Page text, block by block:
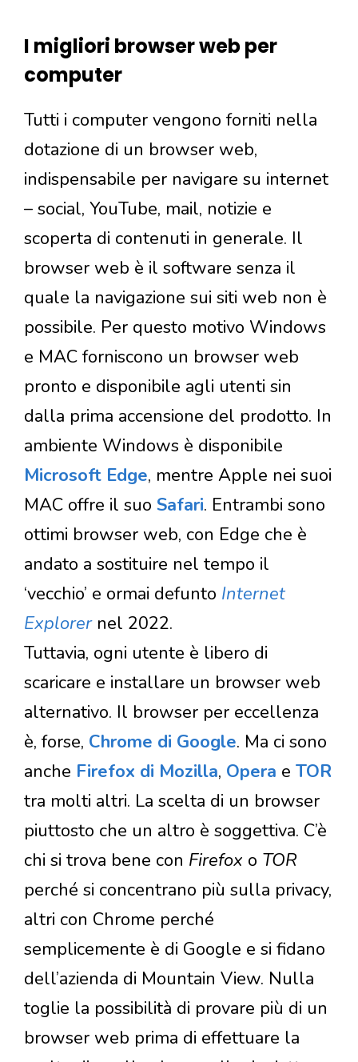
I migliori browser web per
computer
Tutti i computer vengono forniti nella
dotazione di un browser web,
indispensabile per navigare su internet
– social, YouTube, mail, notizie e
scoperta di contenuti in generale. Il
browser web è il software senza il
quale la navigazione sui siti web non è
possibile. Per questo motivo Windows
e MAC forniscono un browser web
pronto e disponibile agli utenti sin
dalla prima accensione del prodotto. In
ambiente Windows è disponibile
Microsoft Edge, mentre Apple nei suoi
MAC offre il suo Safari. Entrambi sono
ottimi browser web, con Edge che è
andato a sostituire nel tempo il
‘vecchio’ e ormai defunto Internet
Explorernel 2022.
Tuttavia, ogni utente è libero di
scaricare e installare un browser web
alternativo. Il browser per eccellenza
è, forse, Chrome di Google. Ma ci sono
anche Firefox di Mozilla, Opera e TOR
tra molti altri. La scelta di un browser
piuttosto che un altro è soggettiva. C’è
chi si trova bene con Firefox o TOR
perché si concentrano più sulla privacy,
altri con Chrome perché
semplicemente è di Google e si fidano
dell’azienda di Mountain View. Nulla
toglie la possibilità di provare più di un
browser web prima di effettuare la